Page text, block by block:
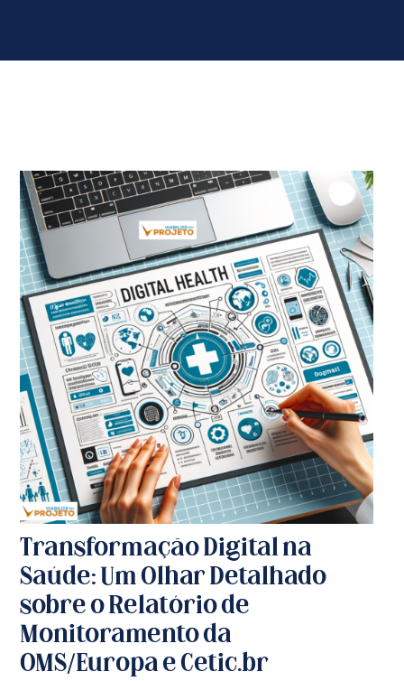
Transformação Digital na
Saúde: Um Olhar Detalhado
sobre o Relatório de
Monitoramento da
OMS/Europa e Cetic.br